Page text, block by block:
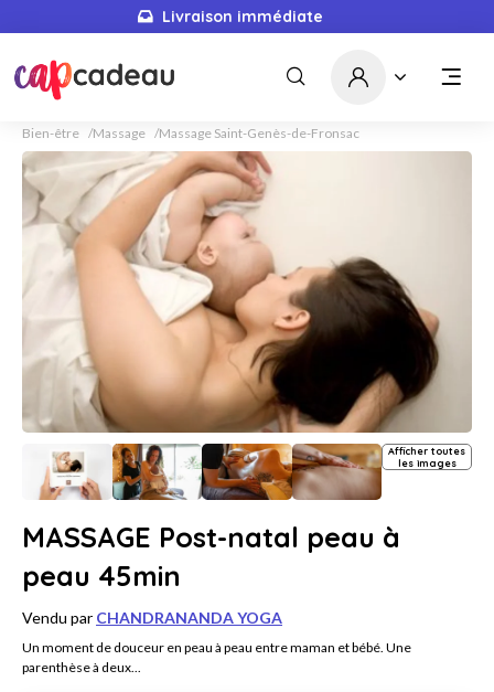
Livraison immédiate
Bien-être Massage Massage Saint-Genès-de-Fronsac
Afficher toutes
les images
MASSAGE Post-natal peau à
peau 45min
Vendu par CHANDRANANDA YOGA
Un moment de douceur en peau à peau entre maman et bébé. Une
parenthèse à deux...